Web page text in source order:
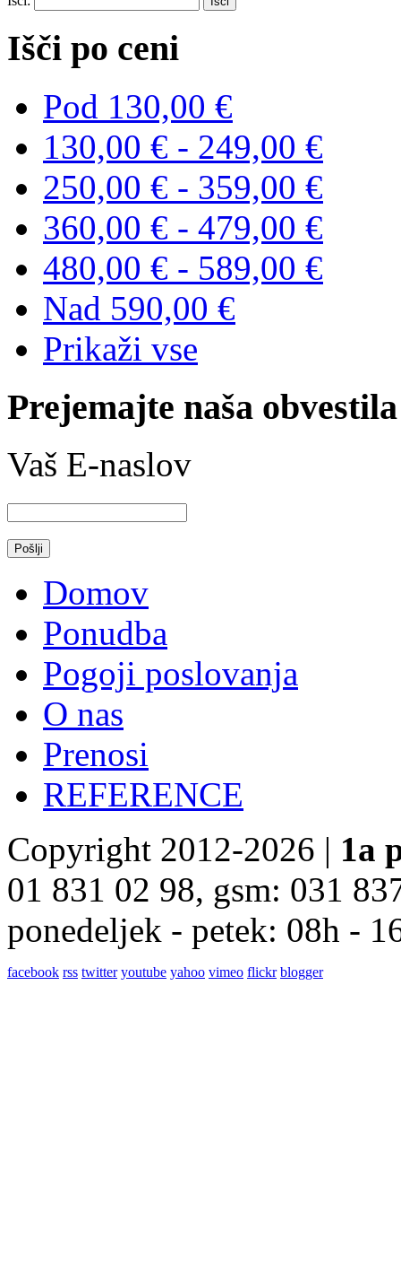
Išči po ceni
Pod 130,00 €
130,00 € - 249,00 €
250,00 € - 359,00 €
360,00 € - 479,00 €
480,00 € - 589,00 €
Nad 590,00 €
Prikaži vse
Prejemajte naša obvestila
Vaš E-naslov
Domov
Ponudba
Pogoji poslovanja
O nas
Prenosi
REFERENCE
Copyright 2012-2026 | 1a
01 831 02 98, gsm: 031
ponedeljek - petek: 08h -
facebook rss twitter youtube yahoo vimeo flickr blogger